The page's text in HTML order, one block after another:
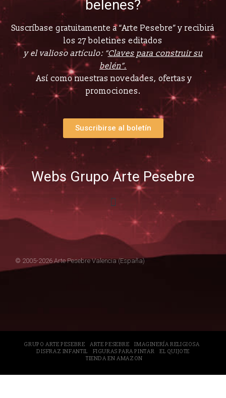
belenes?
Suscríbase gratuitamente a “Arte Pesebre” y recibirá
los 27 boletines editados
y el valioso artículo: “Claves para construir su
belén”.
Así como nuestras novedades, ofertas y
promociones.
Suscribirse al boletín
Webs Grupo Arte Pesebre
© 2005-2026 Arte Pesebre Valencia (España)
GRUPO ARTE PESEBRE ARTE PESEBRE
IMAGINERÍA RELIGIOSA
DISFRAZ INFANTIL
FIGURAS PARA PINTAR
EL QUIJOTE
TIENDA EN AMAZON